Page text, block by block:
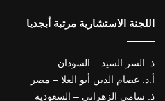
اللجنة الاستشارية مرتبة أبجديا
ذ. السر السيد – السودان
أ.د. عصام الدين أبو العلا – مصر
ذ. سامي الزهراني – السعودية